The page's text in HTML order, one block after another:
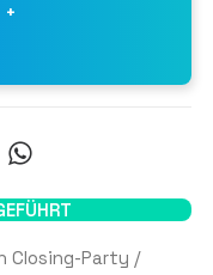
Closing-Party /